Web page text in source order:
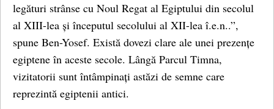
legături strânse cu Noul Regat al Egiptului din secolul
al XIII-lea și începutul secolului al XII-lea î.e.n..”,
spune Ben-Yosef. Există dovezi clare ale unei prezențe
egiptene în aceste secole. Lângă Parcul Timna,
vizitatorii sunt întâmpinați astăzi de semne care
reprezintă egiptenii antici.